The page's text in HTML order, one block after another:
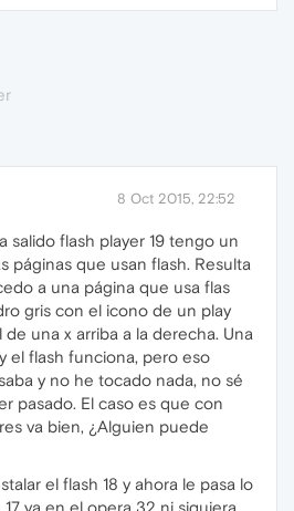
8 Oct 2015, 22:52
salido flash player 19 tengo un
páginas que usan flash. Resulta
a una página que usa flas
gris con el icono de un play
una x arriba a la derecha. Una
el flash funciona, pero eso
y no he tocado nada, no sé
pasado. El caso es que con
va bien, ¿Alguien puede
el flash 18 y ahora le pasa lo